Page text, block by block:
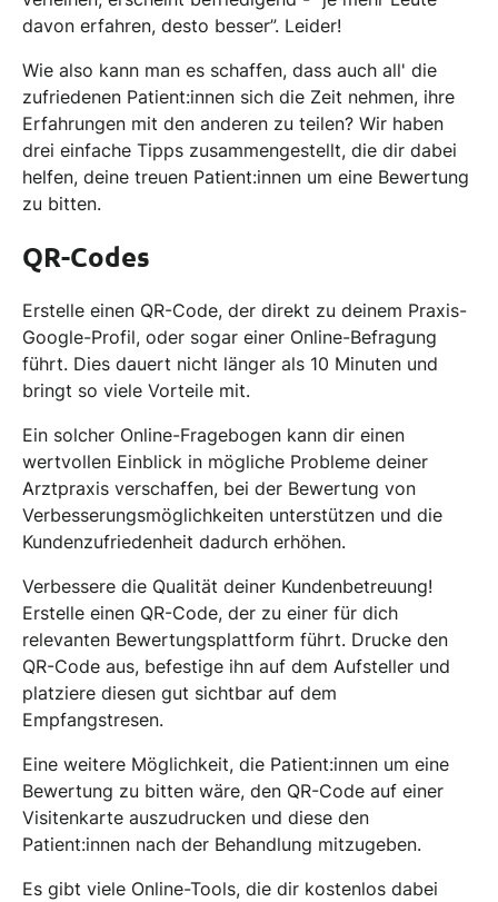
davon erfahren, desto besser”. Leider!
Wie also kann man es schaffen, dass auch all' die
zufriedenen Patient:innen sich die Zeit nehmen, ihre
Erfahrungen mit den anderen zu teilen? Wir haben
drei einfache Tipps zusammengestellt, die dir dabei
helfen, deine treuen Patient:innen um eine Bewertung
zu bitten.
QR-Codes
Erstelle einen QR-Code, der direkt zu deinem Praxis-
Google-Profil, oder sogar einer Online-Befragung
führt. Dies dauert nicht länger als 10 Minuten und
bringt so viele Vorteile mit.
Ein solcher Online-Fragebogen kann dir einen
wertvollen Einblick in mögliche Probleme deiner
Arztpraxis verschaffen, bei der Bewertung von
Verbesserungsmöglichkeiten unterstützen und die
Kundenzufriedenheit dadurch erhöhen.
Verbessere die Qualität deiner Kundenbetreuung!
Erstelle einen QR-Code, der zu einer für dich
relevanten Bewertungsplattform führt. Drucke den
QR-Code aus, befestige ihn auf dem Aufsteller und
platziere diesen gut sichtbar auf dem
Empfangstresen.
Eine weitere Möglichkeit, die Patient:innen um eine
Bewertung zu bitten wäre, den QR-Code auf einer
Visitenkarte auszudrucken und diese den
Patient:innen nach der Behandlung mitzugeben.
Es gibt viele Online-Tools, die dir kostenlos dabei